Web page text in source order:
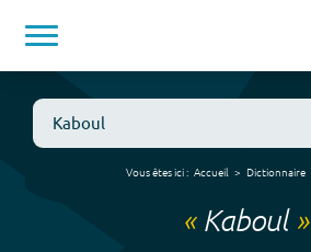
Vous êtes ici : Accueil Dictionnaire
« Kaboul»